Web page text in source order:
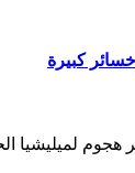
كبيرة
لميليشيا